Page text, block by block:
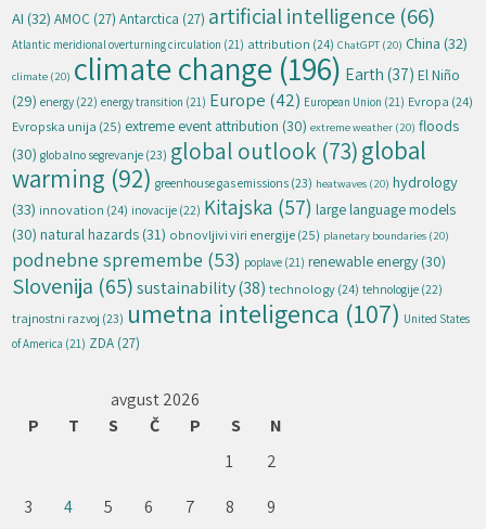
AI (32) AMOC (27) Antarctica (27) artificial intelligence (66)
Atlantic meridional overturning circulation (21) attribution (24) ChatGPT (20) China (32)
climate (20) climate change (196) Earth (37) El Niño
(29) energy (22) energy transition (21) Europe (42) European Union (21) Evropa (24)
Evropska unija (25) extreme event attribution (30) extreme weather (20) floods
(30) globalno segrevanje (23) global outlook (73)global
warming (92) greenhouse gas emissions (23) heatwaves (20) hydrology
(33) innovation (24) inovacije (22) Kitajska (57) large language models
(30) natural hazards (31) obnovljivi viri energije(25) planetary boundaries (20)
podnebne spremembe (53) poplave (21) renewable energy (30)
Slovenija (65) sustainability(38) technology(24) tehnologije (22)
trajnostni razvoj (23) umetna inteligenca (107) United States
of America (21) ZDA (27)
avgust 2026
P
T S Č P S
N
1
2
3
4 5 6 7 8 9